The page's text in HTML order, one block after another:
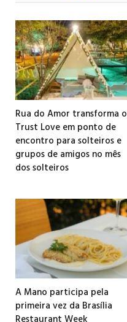
Rua do Amor transforma o
Trust Love em ponto de
encontro para solteiros e
grupos de amigos no mês
dos solteiros
A Mano participa pela
primeira vez da Brasília